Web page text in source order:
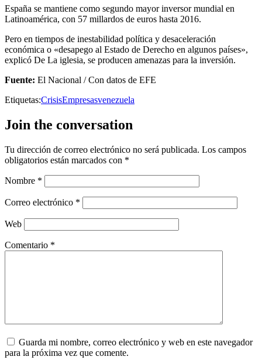
España se mantiene como segundo mayor inversor mundial en
Latinoamérica, con 57 millardos de euros hasta 2016.
Pero en tiempos de inestabilidad política y desaceleración
económica o «desapego al Estado de Derecho en algunos países»,
explicó De La iglesia, se producen amenazas para la inversión.
Fuente: El Nacional / Con datos de EFE
Etiquetas:CrisisEmpresasvenezuela
Join the conversation
Tu dirección de correo electrónico no será publicada. Los campos
obligatorios están marcados con *
Nombre *
Correo electrónico *
Web
Comentario *
Guarda mi nombre, correo electrónico y web en este navegador
para la próxima vez que comente.